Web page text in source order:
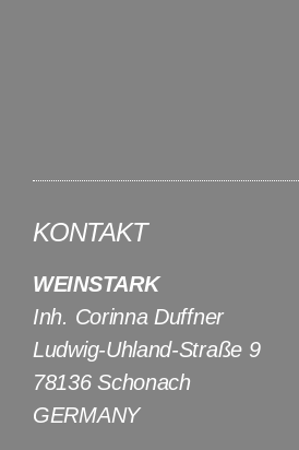
KONTAKT
WEINSTARK
Inh. Corinna Duffner
Ludwig-Uhland-Straße 9
78136 Schonach
GERMANY